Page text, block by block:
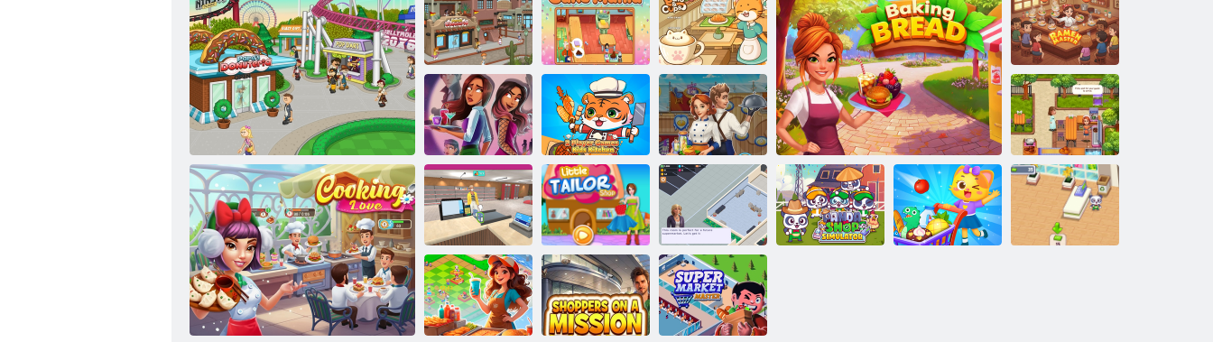
Papa Donuteria
Papa’s Cheeseria Koogimaania Kassid ja tassid Rameni meister
Salajane
salahaldus
2 mängijaga
mängud Kids
Kitchen
Claires Cafe Sea
Adventure
Claires Cafe
maitsev köök
Poe kassapidaja
simulaator 3D
Väike
rätsepatöökoda
Tühikäik
supermarketite
suurärimees